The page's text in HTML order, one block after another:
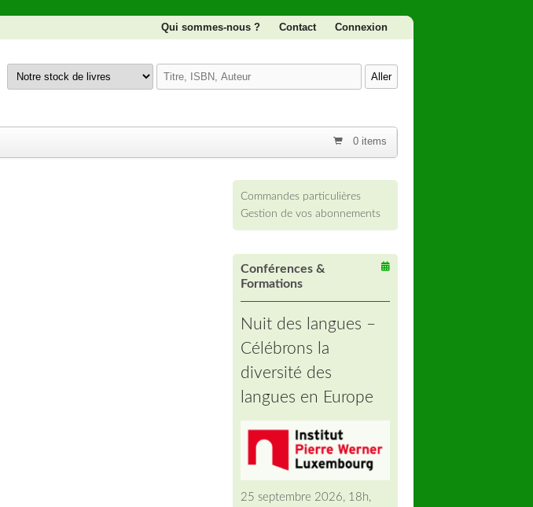
Qui sommes-nous ? Contact Connexion
0 items
Commandes particulières
Gestion de vos abonnements
Conférences &
Formations
Nuit des langues –
Célébrons la
diversité des
langues en Europe
25 septembre 2026, 18h,